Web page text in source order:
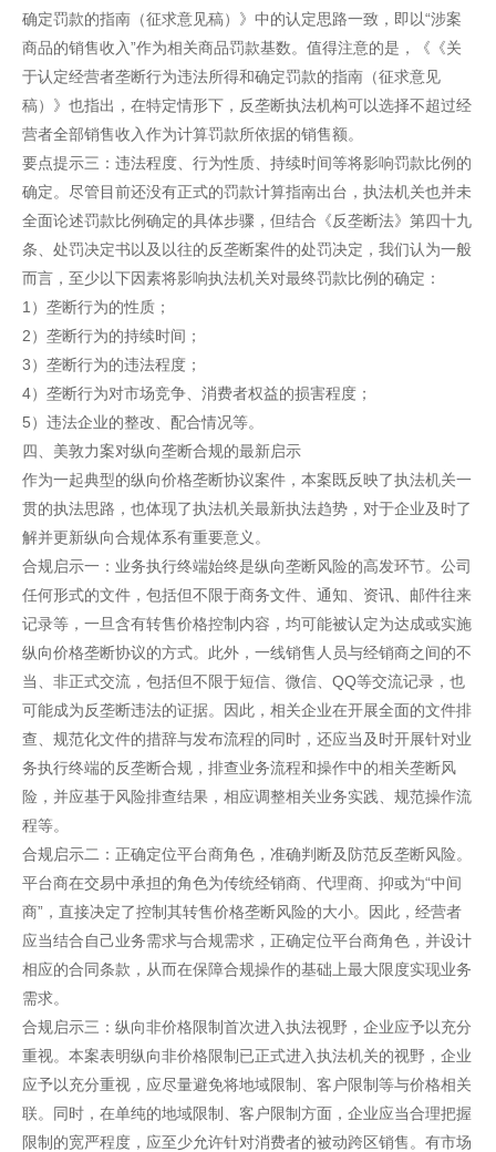
确定罚款的指南（征求意见稿）》中的认定思路一致，即以“涉案
商品的销售收入”作为相关商品罚款基数。值得注意的是，《《关
于认定经营者垄断行为违法所得和确定罚款的指南（征求意见
稿）》也指出，在特定情形下，反垄断执法机构可以选择不超过经
营者全部销售收入作为计算罚款所依据的销售额。
要点提示三：违法程度、行为性质、持续时间等将影响罚款比例的
确定。尽管目前还没有正式的罚款计算指南出台，执法机关也并未
全面论述罚款比例确定的具体步骤，但结合《反垄断法》第四十九
条、处罚决定书以及以往的反垄断案件的处罚决定，我们认为一般
而言，至少以下因素将影响执法机关对最终罚款比例的确定：
1）垄断行为的性质；
2）垄断行为的持续时间；
3）垄断行为的违法程度；
4）垄断行为对市场竞争、消费者权益的损害程度；
5）违法企业的整改、配合情况等。
四、美敦力案对纵向垄断合规的最新启示
作为一起典型的纵向价格垄断协议案件，本案既反映了执法机关一
贯的执法思路，也体现了执法机关最新执法趋势，对于企业及时了
解并更新纵向合规体系有重要意义。
合规启示一：业务执行终端始终是纵向垄断风险的高发环节。公司
任何形式的文件，包括但不限于商务文件、通知、资讯、邮件往来
记录等，一旦含有转售价格控制内容，均可能被认定为达成或实施
纵向价格垄断协议的方式。此外，一线销售人员与经销商之间的不
当、非正式交流，包括但不限于短信、微信、QQ等交流记录，也
可能成为反垄断违法的证据。因此，相关企业在开展全面的文件排
查、规范化文件的措辞与发布流程的同时，还应当及时开展针对业
务执行终端的反垄断合规，排查业务流程和操作中的相关垄断风
险，并应基于风险排查结果，相应调整相关业务实践、规范操作流
程等。
合规启示二：正确定位平台商角色，准确判断及防范反垄断风险。
平台商在交易中承担的角色为传统经销商、代理商、抑或为“中间
商”，直接决定了控制其转售价格垄断风险的大小。因此，经营者
应当结合自己业务需求与合规需求，正确定位平台商角色，并设计
相应的合同条款，从而在保障合规操作的基础上最大限度实现业务
需求。
合规启示三：纵向非价格限制首次进入执法视野，企业应予以充分
重视。本案表明纵向非价格限制已正式进入执法机关的视野，企业
应予以充分重视，应尽量避免将地域限制、客户限制等与价格相关
联。同时，在单纯的地域限制、客户限制方面，企业应当合理把握
限制的宽严程度，应至少允许针对消费者的被动跨区销售。有市场